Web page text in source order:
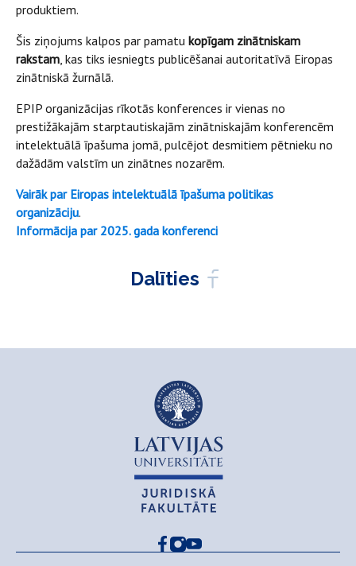
produktiem.
Šis ziņojums kalpos par pamatu kopīgam zinātniskam
rakstam , kas tiks iesniegts publicēšanai autoritatīvā Eiropas
zinātniskā žurnālā.
EPIP organizācijas rīkotās konferences ir vienas no
prestižākajām starptautiskajām zinātniskajām konferencēm
intelektuālā īpašuma jomā, pulcējot desmitiem pētnieku no
dažādām valstīm un zinātnes nozarēm.
Vairāk par Eiropas intelektuālā īpašuma politikas
organizāciju.
Informācija par 2025. gada konferenci
Dalīties